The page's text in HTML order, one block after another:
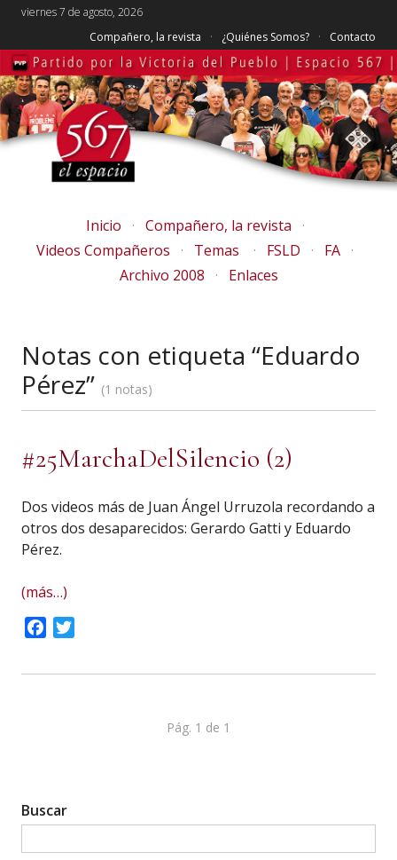
viernes 7 de agosto, 2026
Compañero, la revista
¿Quiénes Somos? Contacto
Inicio
Compañero, la revista
Videos Compañeros
Temas FSLD
FA
Archivo 2008
Enlaces
Notas con etiqueta “Eduardo
Pérez”
1 notas
#25MarchaDelSilencio (2)
Dos videos más de Juan Ángel Urruzola recordando a
otros dos desaparecidos: Gerardo Gatti y Eduardo
Pérez.
(más…)
Facebook
Pág. 1 de 1
Buscar